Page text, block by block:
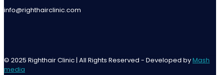
info@righthairclinic.com
© 2025 Righthair Clinic | All Rights Reserved - Developed byMash
media